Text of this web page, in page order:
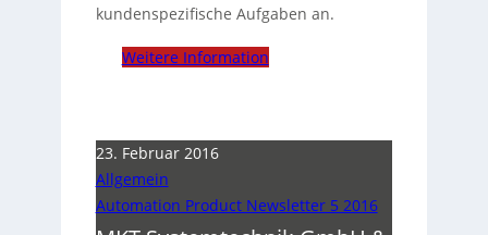
kundenspezifische Aufgaben an.
Weitere Information
23. Februar 2016
Allgemein
Automation Product Newsletter 5 2016